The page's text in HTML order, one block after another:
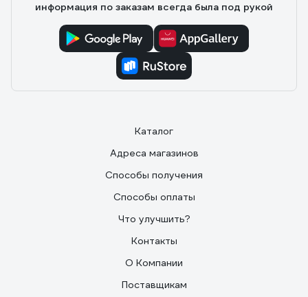
информация по заказам всегда была под рукой
Каталог
Адреса магазинов
Способы получения
Способы оплаты
Что улучшить?
Контакты
О Компании
Поставщикам